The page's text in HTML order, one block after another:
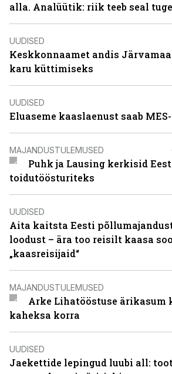
alla. Analüütik: riik teeb seal
UUDISED
Keskkonnaamet andis
karu küttimiseks
UUDISED
Eluaseme kaaslaenust saab
MAJANDUSTULEMUSED
Puhk ja Lausing kerkisid
toidutöösturiteks
UUDISED
Aita kaitsta Eesti
loodust – ära too reisilt kaasa
„kaasreisijaid“
MAJANDUSTULEMUSED
Arke Lihatööstuse ärikasum
kaheksa korra
UUDISED
Jaekettide lepingud luubi all: